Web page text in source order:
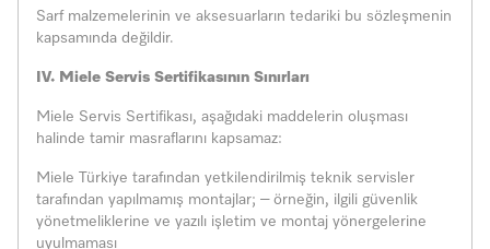
Sarf malzemelerinin ve aksesuarların tedariki bu sözleşmenin
kapsamında değildir.
IV. Miele Servis Sertifikasının Sınırları
Miele Servis Sertifikası, aşağıdaki maddelerin oluşması
halinde tamir masraflarını kapsamaz:
Miele Türkiye tarafından yetkilendirilmiş teknik servisler
tarafından yapılmamış montajlar; – örneğin, ilgili güvenlik
yönetmeliklerine ve yazılı işletim ve montaj yönergelerine
uyulmaması